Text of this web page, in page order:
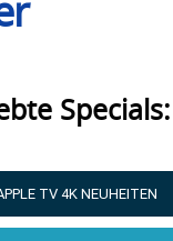
Specials:
TV 4K NEUHEITEN